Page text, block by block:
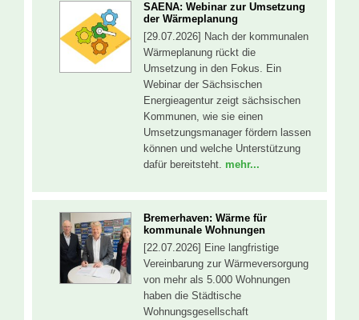
SAENA: Webinar zur Umsetzung
der Wärmeplanung
[29.07.2026] Nach der kommunalen
Wärmeplanung rückt die
Umsetzung in den Fokus. Ein
Webinar der Sächsischen
Energieagentur zeigt sächsischen
Kommunen, wie sie einen
Umsetzungsmanager fördern lassen
können und welche Unterstützung
dafür bereitsteht. mehr...
Bremerhaven: Wärme für
kommunale Wohnungen
[22.07.2026] Eine langfristige
Vereinbarung zur Wärmeversorgung
von mehr als 5.000 Wohnungen
haben die Städtische
Wohnungsgesellschaft